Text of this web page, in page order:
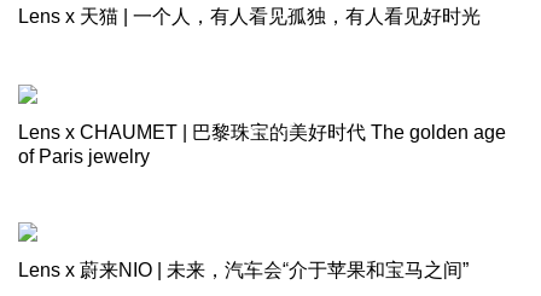
Lens x 天猫 | 一个人，有人看见孤独，有人看见好时光
Lens x CHAUMET | 巴黎珠宝的美好时代 The golden age
of Paris jewelry
Lens x 蔚来NIO | 未来，汽车会“介于苹果和宝马之间”